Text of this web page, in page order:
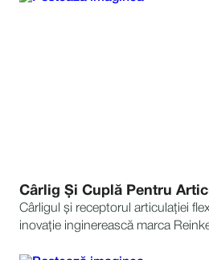
Cârlig Și Cuplă Pentru
Cârligul și receptorul articulației
inovație inginerească marca